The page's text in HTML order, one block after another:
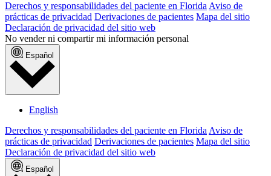
Derechos y responsabilidades del paciente en Florida Aviso de
prácticas de privacidad Derivaciones de pacientes Mapa del sitio
Declaración de privacidad del sitio web
No vender ni compartir mi información personal
Español
English
Derechos y responsabilidades del paciente en Florida Aviso de
prácticas de privacidad Derivaciones de pacientes Mapa del sitio
Declaración de privacidad del sitio web
Español